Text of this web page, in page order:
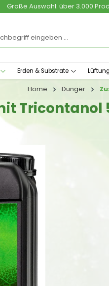
Große Auswahl: über 3.000
Erden & Substrate
Home Dünger
Tricontanol